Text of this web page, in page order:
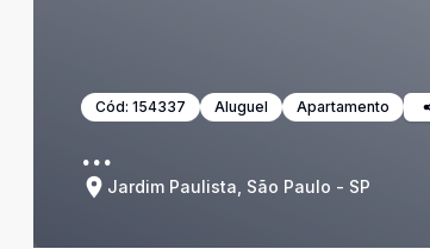
Cód: 154337 Aluguel Apartamento
...
Jardim Paulista, São Paulo - SP